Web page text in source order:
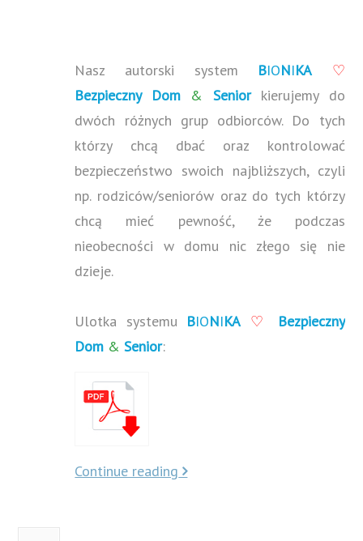
Nasz autorski system BIONIKA
♡
Bezpieczny Dom
& Seniorkierujemy do
dwóch różnych grup odbiorców. Do tych
którzy chcą dbać oraz kontrolować
bezpieczeństwo swoich najbliższych, czyli
np. rodziców/seniorów oraz do tych którzy
chcą mieć pewność, że podczas
nieobecności w domu nic złego się nie
dzieje.
Ulotka systemu BIONIKA ♡
Bezpieczny
Dom & Senior:
Continue reading